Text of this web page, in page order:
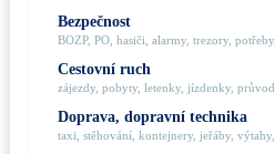
Bezpečnost
BOZP, PO, hasiči, alarmy, trezory, potřeby,
Cestovní ruch
zájezdy, pobyty, letenky, jízdenky,
Doprava, dopravní technika
taxi, stěhování, kontejnery, jeřáby, výtahy,